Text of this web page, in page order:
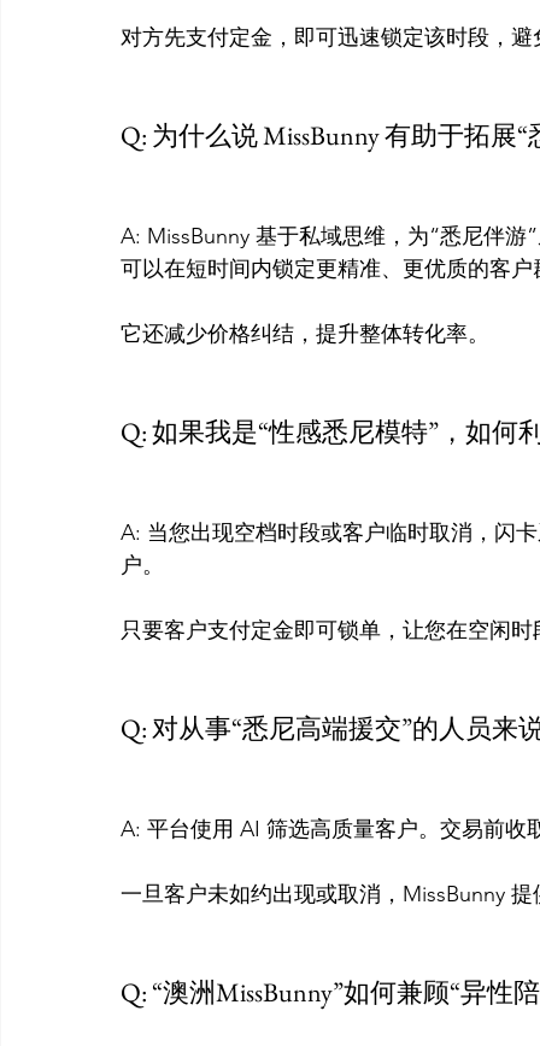
对方先支付定金，即可迅速锁定该时段，
Q: 为什么说 MissBunny 有助于拓展
A: MissBunny 基于私域思维，为“悉尼伴
可以在短时间内锁定更精准、更优质的客户
它还减少价格纠结，提升整体转化率。
Q: 如果我是“性感悉尼模特”，如何
A: 当您出现空档时段或客户临时取消，闪
户。
只要客户支付定金即可锁单，让您在空闲
Q: 对从事“悉尼高端援交”的人员来
A: 平台使用 AI 筛选高质量客户。交易前收
一旦客户未如约出现或取消，MissBunny
Q: “澳洲MissBunny”如何兼顾“异性